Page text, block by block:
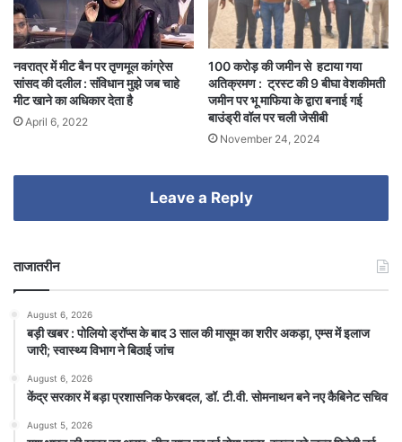
नवरात्र में मीट बैन पर तृणमूल कांग्रेस
सांसद की दलील : संविधान मुझे जब चाहे
मीट खाने का अधिकार देता है
April 6, 2022
100 करोड़ की जमीन से हटाया गया
अतिक्रमण : ट्रस्ट की 9 बीघा वेशकीमती
जमीन पर भू माफिया के द्वारा बनाई गई
बाउंड्री वॉल पर चली जेसीबी
November 24, 2024
Leave a Reply
ताजातरीन
August 6, 2026
बड़ी खबर : पोलियो ड्रॉप्स के बाद 3 साल की मासूम का शरीर अकड़ा, एम्स में इलाज
जारी; स्वास्थ्य विभाग ने बिठाई जांच
August 6, 2026
केंद्र सरकार में बड़ा प्रशासनिक फेरबदल, डॉ. टी.वी. सोमनाथन बने नए कैबिनेट सचिव
August 5, 2026